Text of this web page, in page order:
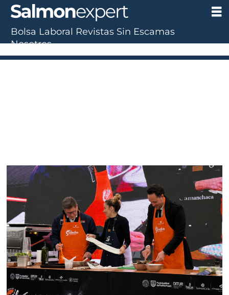
Tag:
santiago
Bolsa Laboral Revistas Sin Escamas
Nosotros